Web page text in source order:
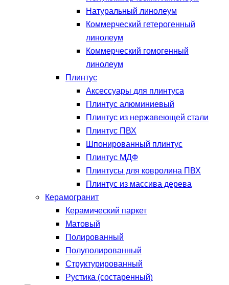
Натуральный линолеум
Коммерческий гетерогенный
линолеум
Коммерческий гомогенный
линолеум
Плинтус
Аксессуары для плинтуса
Плинтус алюминиевый
Плинтус из нержавеющей стали
Плинтус ПВХ
Шпонированный плинтус
Плинтус МДФ
Плинтусы для ковролина ПВХ
Плинтус из массива дерева
Керамогранит
Керамический паркет
Матовый
Полированный
Полуполированный
Структурированный
Рустика (состаренный)